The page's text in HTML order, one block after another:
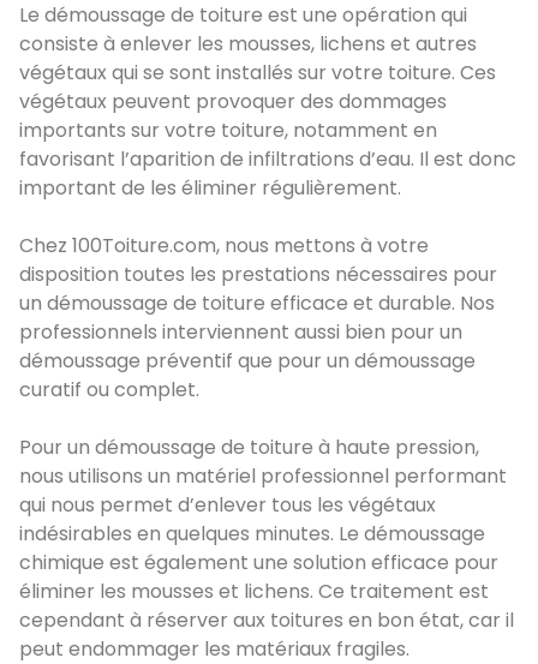
Le démoussage de toiture est une opération qui
consiste à enlever les mousses, lichens et autres
végétaux qui se sont installés sur votre toiture. Ces
végétaux peuvent provoquer des dommages
importants sur votre toiture, notamment en
favorisant l’aparition de infiltrations d’eau. Il est donc
important de les éliminer régulièrement.
Chez 100Toiture.com, nous mettons à votre
disposition toutes les prestations nécessaires pour
un démoussage de toiture efficace et durable. Nos
professionnels interviennent aussi bien pour un
démoussage préventif que pour un démoussage
curatif ou complet.
Pour un démoussage de toiture à haute pression,
nous utilisons un matériel professionnel performant
qui nous permet d’enlever tous les végétaux
indésirables en quelques minutes. Le démoussage
chimique est également une solution efficace pour
éliminer les mousses et lichens. Ce traitement est
cependant à réserver aux toitures en bon état, car il
peut endommager les matériaux fragiles.